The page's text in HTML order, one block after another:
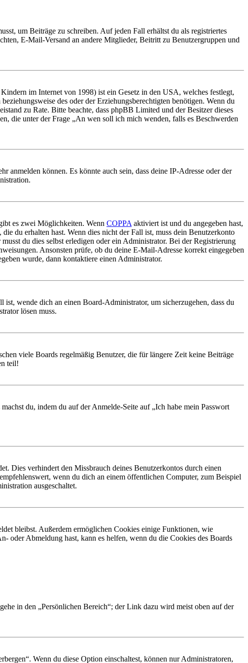
um Beiträge zu schreiben. Auf jeden Fall erhältst du als registriertes
E-Mail-Versand an andere Mitglieder, Beitritt zu Benutzergruppen und
im Internet von 1998) ist ein Gesetz in den USA, welches festlegt,
des oder der Erziehungsberechtigten benötigen. Wenn du
zu Rate. Bitte beachte, dass phpBB Limited und der Besitzer dieses
die unter der Frage „An wen soll ich mich wenden, falls es Beschwerden
anmelden können. Es könnte auch sein, dass deine IP-Adresse oder der
es zwei Möglichkeiten. Wenn COPPA aktiviert ist und du angegeben hast,
du erhalten hast. Wenn dies nicht der Fall ist, muss dein Benutzerkonto
du dies selbst erledigen oder ein Administrator. Bei der Registrierung
Ansonsten prüfe, ob du deine E-Mail-Adresse korrekt eingegeben
wurde, dann kontaktiere einen Administrator.
wende dich an einen Board-Administrator, um sicherzugehen, dass du
lösen muss.
viele Boards regelmäßig Benutzer, die für längere Zeit keine Beiträge
teil!
du, indem du auf der Anmelde-Seite auf „Ich habe mein Passwort
Dies verhindert den Missbrauch deines Benutzerkontos durch einen
wenn du dich an einem öffentlichen Computer, zum Beispiel
ausgeschaltet.
bleibst. Außerdem ermöglichen Cookies einige Funktionen, wie
oder Abmeldung hast, kann es helfen, wenn du die Cookies des Boards
in den „Persönlichen Bereich“; der Link dazu wird meist oben auf der
Wenn du diese Option einschaltest, können nur Administratoren,